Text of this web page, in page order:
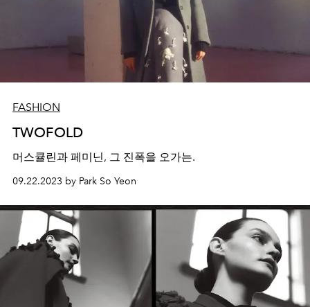
FASHION
TWOFOLD
머스큘린과 페미닌, 그 진폭을 오가는.
09.22.2023 by Park So Yeon